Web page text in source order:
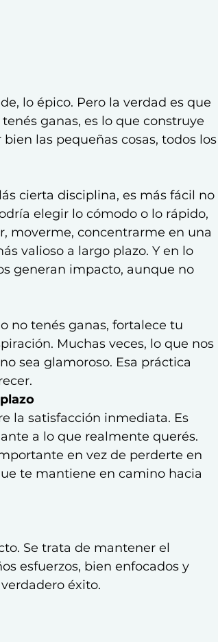
lo épico. Pero la verdad es que
ganas, es lo que construye
las pequeñas cosas, todos los
cierta disciplina, es más fácil no
elegir lo cómodo o lo rápido,
moverme, concentrarme en una
valioso a largo plazo. Y en lo
generan impacto, aunque no
no tenés ganas, fortalece tu
Muchas veces, lo que nos
sea glamoroso. Esa práctica
la satisfacción inmediata. Es
a lo que realmente querés.
en vez de perderte en
te mantiene en camino hacia
Se trata de mantener el
esfuerzos, bien enfocados y
éxito.